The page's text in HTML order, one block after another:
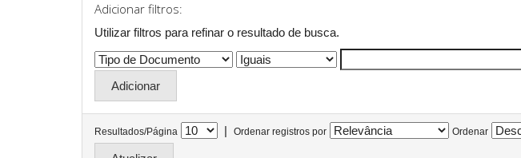
Adicionar filtros:
Utilizar filtros para refinar o resultado de busca.
Resultados/Página | Ordenar registros por Ordenar